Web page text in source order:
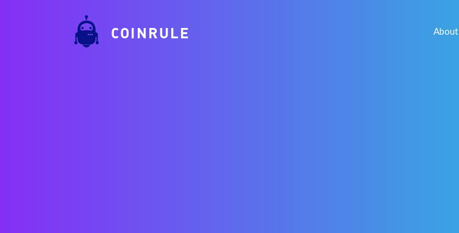
COINRULE About